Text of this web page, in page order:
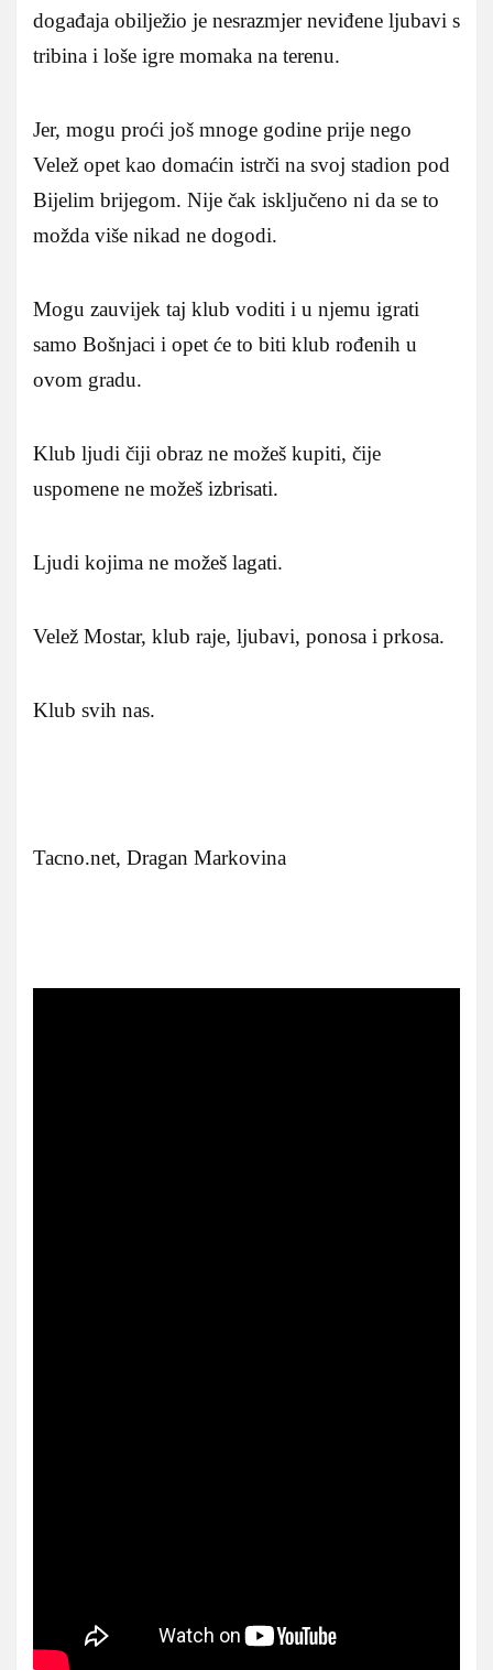
događaja obilježio je nesrazmjer neviđene ljubavi s
tribina i loše igre momaka na terenu.
Jer, mogu proći još mnoge godine prije nego
Velež opet kao domaćin istrči na svoj stadion pod
Bijelim brijegom. Nije čak isključeno ni da se to
možda više nikad ne dogodi.
Mogu zauvijek taj klub voditi i u njemu igrati
samo Bošnjaci i opet će to biti klub rođenih u
ovom gradu.
Klub ljudi čiji obraz ne možeš kupiti, čije
uspomene ne možeš izbrisati.
Ljudi kojima ne možeš lagati.
Velež Mostar, klub raje, ljubavi, ponosa i prkosa.
Klub svih nas.
Tacno.net, Dragan Markovina